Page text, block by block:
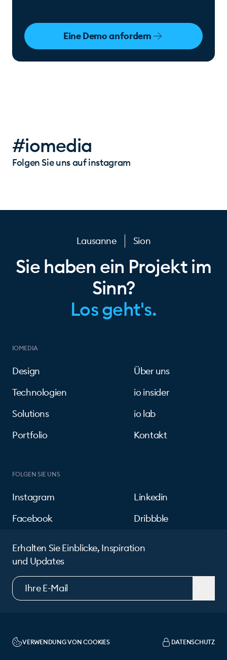
Eine Demo anfordern
#iomedia
Folgen Sie uns auf instagram
Lausanne Sion
Sie haben ein Projekt im
Sinn?
Los geht's.
IOMEDIA
Design
Technologien
Solutions
Portfolio
Über uns
io insider
io lab
Kontakt
FOLGEN SIE UNS
Instagram
Facebook
Linkedin
Dribbble
Erhalten Sie Einblicke, Inspiration
und Updates
VERWENDUNG VON COOKIES DATENSCHUTZ